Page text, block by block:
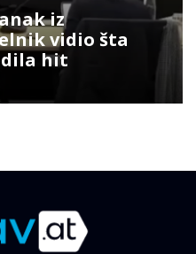
iz
vidio šta
hit